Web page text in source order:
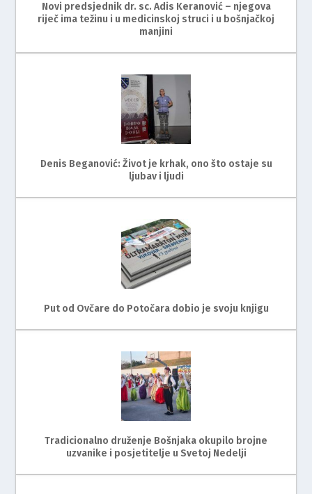
Novi predsjednik dr. sc. Adis Keranović – njegova
riječ ima težinu i u medicinskoj struci i u bošnjačkoj
manjini
Denis Beganović: Život je krhak, ono što ostaje su
ljubav i ljudi
Put od Ovčare do Potočara dobio je svoju knjigu
Tradicionalno druženje Bošnjaka okupilo brojne
uzvanike i posjetitelje u Svetoj Nedelji